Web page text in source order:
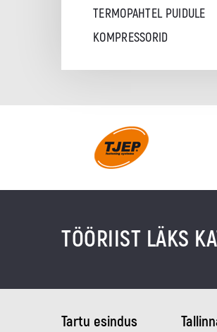
TERMOPAHTEL PUIDULE
KOMPRESSORID
TÖÖRIIST LÄKS
Tartu esindus